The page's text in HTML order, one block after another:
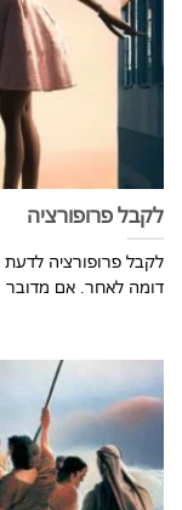
לקבל פרופורציה
לקבל פרופורציה לדעת
דומה לאחר. אם